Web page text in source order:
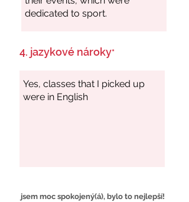
4. jazykové nároky*
jsem moc spokojený(á), bylo to nejlepší!